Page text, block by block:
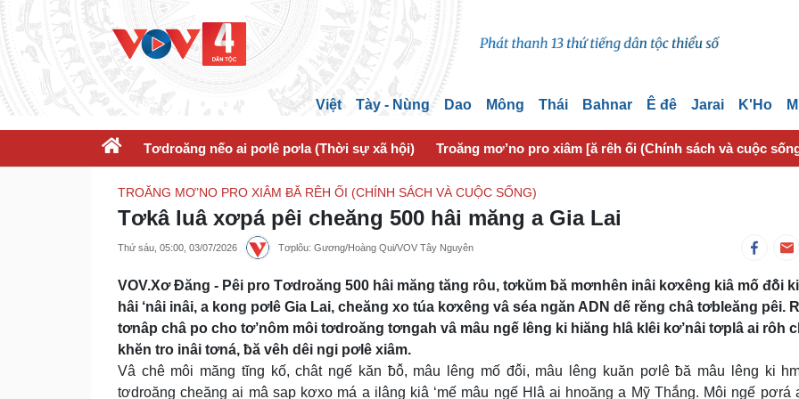
Việt Tày - Nùng Dao Mông Thái Bahnar Ê đê Jarai K'Ho
Tơdroăng nếo ai pơlê pơla (Thời sự xã hội) Troăng mơ’no pro xiâm [ă rêh ối (Chính sách và cuộc
TROĂNG MƠ’NO PRO XIÂM ɃĂ RÊH ỐI (CHÍNH SÁCH VÀ CUỘC SỐNG)
Tơkâ luâ xơpá pêi cheăng 500 hâi măng a Gia Lai
Thứ sáu, 05:00, 03/07/2026 Tơplôu: Gương/Hoàng Qui/VOV Tây Nguyên
VOV.Xơ Đăng - Pêi pro Tơdroăng 500 hâi măng tăng rôu, tơkŭm ƀă mơnhên inâi kơxêng kiâ mố đô̆i
hâi ‘nâi inâi, a kong pơlê Gia Lai, cheăng xo túa kơxêng vâ séa ngăn ADN dế rĕng châ tơbleăng pêi.
tơnâp châ po cho tơ’nôm môi tơdroăng tơngah vâ mâu ngế lêng ki hiăng hlâ klêi kơ’nâi tơplâ ai rôh
khĕn tro inâi tơná, ƀă vêh dêi ngi pơlê xiâm.
Vâ chê môi măng tĭng kố, chât ngế kăn ƀô̆, mâu lêng mố đô̆i, mâu lêng kuăn pơlê ƀă mâu lêng ki
tơdroăng cheăng ai mâ sap kơxo má a ilâng kiâ ‘mế mâu ngế Hlâ ai hnoăng a Mỹ Thắng. Môi ngế pơrá